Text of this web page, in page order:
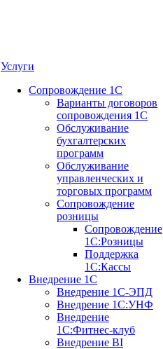
Услуги
Сопровождение 1С
Варианты договоров
сопровождения 1С
Обслуживание
бухгалтерских
программ
Обслуживание
управленческих и
торговых программ
Сопровождение
розницы
Сопровождение
1С:Розницы
Поддержка
1С:Кассы
Внедрение 1С
Внедрение 1С-ЭПД
Внедрение 1С:УНФ
Внедрение
1С:Фитнес-клуб
Внедрение BI